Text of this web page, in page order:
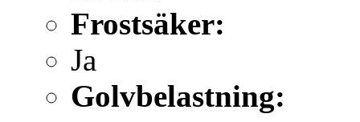
Frostsäker:
Ja
Golvbelastning: